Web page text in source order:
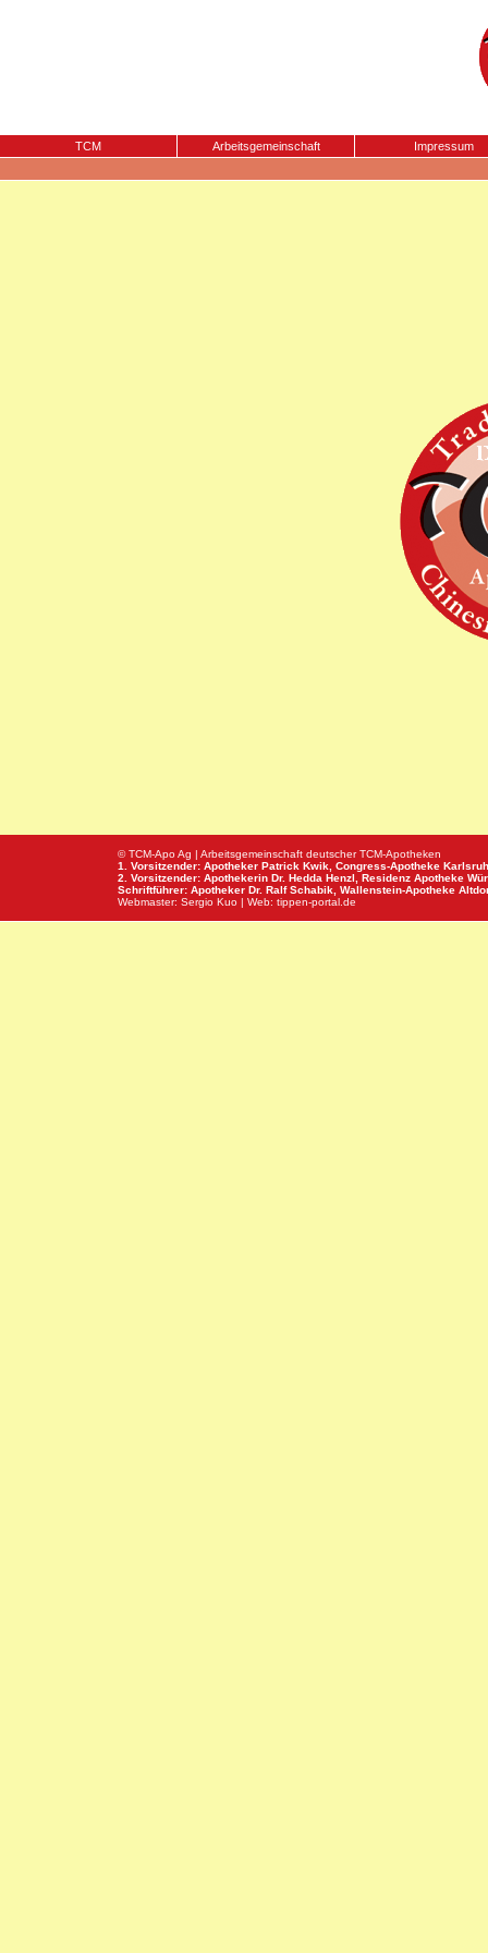
TCM Arbeitsgemeinschaft Impressum
© TCM-Apo Ag | Arbeitsgemeinschaft deutscher TCM-Apotheken
1. Vorsitzender: Apotheker Patrick Kwik, Congress-Apotheke
2. Vorsitzender: Apothekerin Dr. Hedda Henzl, Residenz Apotheke
Schriftführer: Apotheker Dr. Ralf Schabik, Wallenstein-Apotheke
Webmaster: Sergio Kuo | Web: tippen-portal.de